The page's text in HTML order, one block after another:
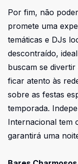
Por fim, não
promete uma
temáticas e DJs
descontraído,
buscam se
ficar atento às
sobre as festas
temporada.
Internacional tem
garantirá uma